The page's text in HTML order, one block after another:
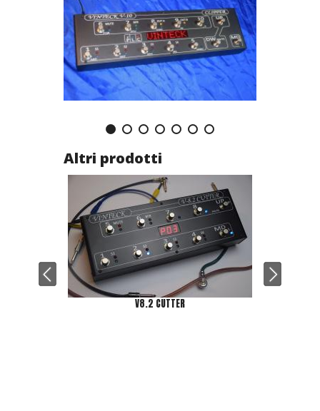
Altri prodotti
V8.2 CUTTER